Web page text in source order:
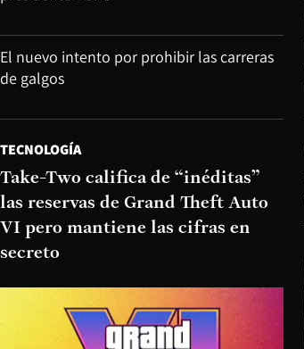
El nuevo intento por prohibir las carreras
de galgos
TECNOLOGÍA
Take-Two califica de “inéditas”
las reservas de Grand Theft Auto
VI pero mantiene las cifras en
secreto